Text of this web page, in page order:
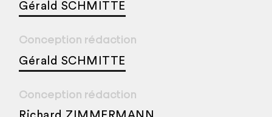
Gérald SCHMITTE
Conception rédaction
Gérald SCHMITTE
Conception rédaction